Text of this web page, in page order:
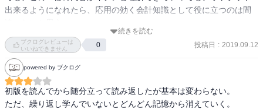
出来るようになれたら、応用の効く会計知識として役に立つのは間
繰り返し読んで身につける価値がありそうな本。
続きを読む
ブクログレビューは
いいねできません
0 投稿日 : 2019.09.12
powered by ブクログ
初版を読んでから随分立って読み返したが基本は変わらない。
ただ、繰り返し学んでいないとどんどん記憶から消えていく。